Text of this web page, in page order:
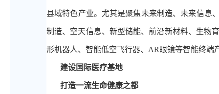
县域特色产业。尤其是聚焦未来制造、未来信息
制造、空天信息、新型储能、前沿新材料、生物
形机器人、智能低空飞行器、AR眼镜等智能终端
建设国际医疗基地
打造一流生命健康之都